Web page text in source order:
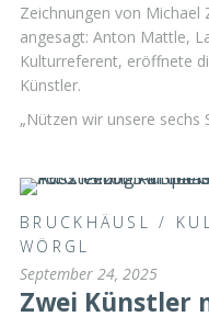
Zeichnungen von Michael
angesagt: Anton Mattle,
Kulturreferent, eröffnete
Künstler.
„Nützen wir unsere sechs
BRUCKHÄUSL /
WÖRGL
September 24, 2025
Zwei Künstler